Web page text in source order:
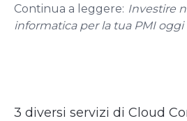
Continua a leggere: Investire
informatica per la tua PMI
3 diversi servizi di Cloud